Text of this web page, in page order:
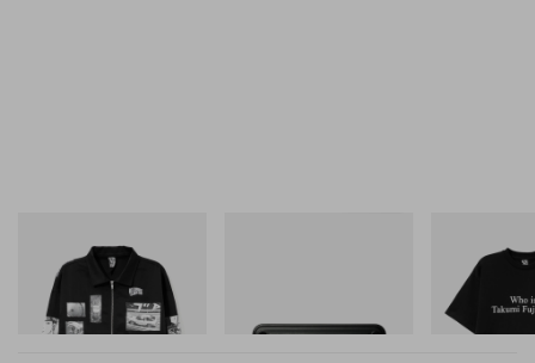
Billionaire Boys Club X Initial
D Cotton Jacket
쇼핑하기
쇼핑하기
Billionaire
D Cotton T-
쇼핑하기